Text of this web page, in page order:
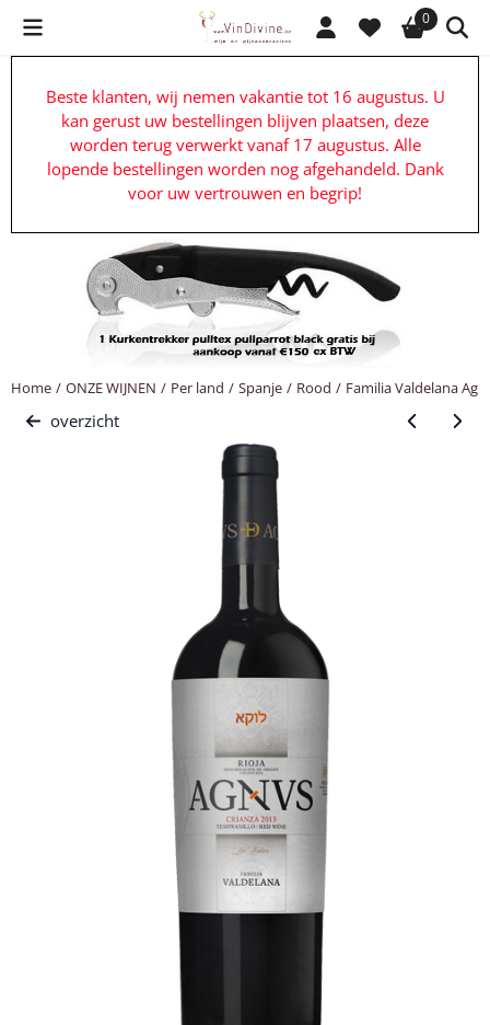
Cookievoorkeuren zijn beschikbaar. Kies instellingen of sta alle
0
Beste klanten, wij nemen vakantie tot 16 augustus. U
kan gerust uw bestellingen blijven plaatsen, deze
worden terug verwerkt vanaf 17 augustus. Alle
lopende bestellingen worden nog afgehandeld. Dank
voor uw vertrouwen en begrip!
Home / ONZE WIJNEN / Per land / Spanje / Rood / Familia Valdelana
overzicht